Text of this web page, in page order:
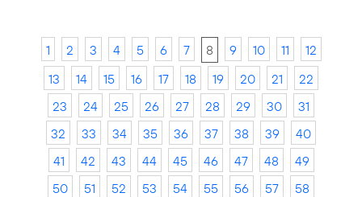
1 2 3 4 5 6 7 8 9 10 11
12
13
14 15 16 17 18 19 20 21
22
23
24 25 26 27 28 29 30
31
32
33 34 35 36 37 38 39
40
41
42 43 44 45 46 47 48
49
50
51 52 53 54 55 56 57
58